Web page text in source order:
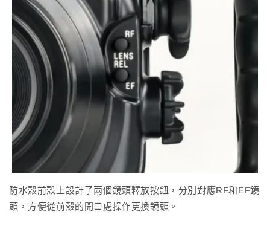
防水殼前殼上設計了兩個鏡頭釋放按鈕，分別對應RF和EF鏡
頭，方便從前殼的開口處操作更換鏡頭。